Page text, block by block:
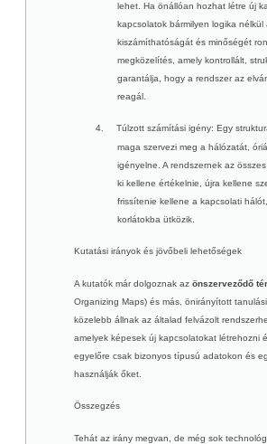
lehet. Ha önállóan hozhat létre új
kapcsolatok bármilyen logika
kiszámíthatóságát és minőségét
megközelítés, amely kontrollált,
garantálja, hogy a rendszer az
reagál.
4. Túlzott számítási igény: Egy
maga szervezi meg a hálózatát,
igényelne. A rendszernek az
ki kellene értékelnie, újra kellene
frissítenie kellene a kapcsolati
korlátokba ütközik.
Kutatási irányok és jövőbeli lehetőségek
A kutatók már dolgoznak az önszerveződő
Organizing Maps) és más, önirányított
közelebb állnak az általad felvázolt
amelyek képesek új kapcsolatokat létrehozni
egyelőre csak bizonyos típusú adatokon és
használják őket.
Összegzés
Tehát az irány megvan, de még sok